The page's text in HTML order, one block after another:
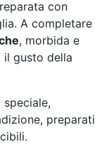
con
A completare
, morbida e
gusto della
preparati